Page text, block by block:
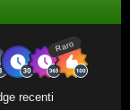
Raro
recenti